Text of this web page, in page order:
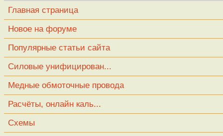
Главная страница
Новое на форуме
Популярные статьи сайта
Силовые унифицирован...
Медные обмоточные провода
Расчёты, онлайн каль...
Схемы